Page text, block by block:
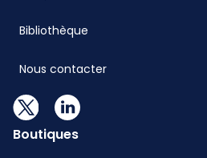
Bibliothèque
Nous contacter
Boutiques